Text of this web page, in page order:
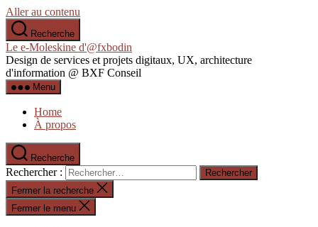
Aller au contenu
Recherche
Le e-Moleskine d'@fxbodin
Design de services et projets digitaux, UX, architecture
d'information @ BXF Conseil
Menu
Home
À propos
Recherche
Rechercher :
Fermer la recherche
Fermer le menu